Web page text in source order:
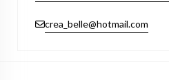
crea_belle@hotmail.com